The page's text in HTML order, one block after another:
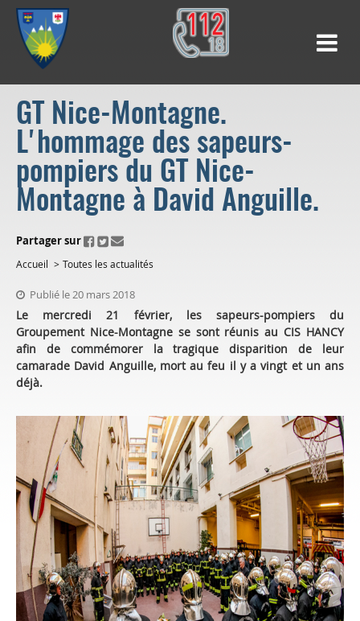
GT Nice-Montagne.
L'hommage des sapeurs-
pompiers du GT Nice-
Montagne à David Anguille.
ui.fo.accessibility.echappement.partage
Partager sur
Accueil Toutes les actualités
Publié le 20 mars 2018
Le mercredi 21 février, les sapeurs-pompiers du
Groupement Nice-Montagne se sont réunis au CIS HANCY
afin de commémorer la tragique disparition de leur
camarade David Anguille, mort au feu il y a vingt et un ans
déjà.